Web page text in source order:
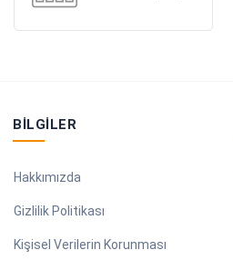
BILGILER
Hakkımızda
Gizlilik Politikası
Kişisel Verilerin Korunması